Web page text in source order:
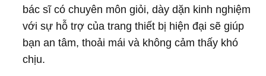
bác sĩ có chuyên môn giỏi, dày dặn kinh nghiệm
với sự hỗ trợ của trang thiết bị hiện đại sẽ giúp
bạn an tâm, thoải mái và không cảm thấy khó
chịu.